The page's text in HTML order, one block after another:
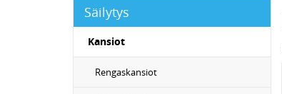
Säilytys
Kansiot
Rengaskansiot